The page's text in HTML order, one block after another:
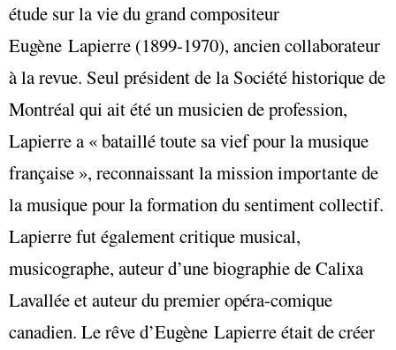
étude sur la vie du grand compositeur
Eugène Lapierre (1899-1970), ancien collaborateur
à la revue. Seul président de la Société historique de
Montréal qui ait été un musicien de profession,
Lapierre a « bataillé toute sa vief pour la musique
française », reconnaissant la mission importante de
la musique pour la formation du sentiment collectif.
Lapierre fut également critique musical,
musicographe, auteur d’une biographie de Calixa
Lavallée et auteur du premier opéra-comique
canadien. Le rêve d’Eugène Lapierre était de créer